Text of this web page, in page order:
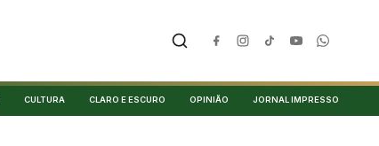
CULTURA CLARO E ESCURO OPINIÃO JORNAL IMPRESSO